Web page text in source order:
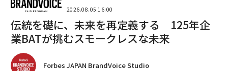
2026.08.05 16:00
伝統を礎に、未来を再定義する 125年企
業BATが挑むスモークレスな未来
Forbes JAPAN BrandVoice Studio